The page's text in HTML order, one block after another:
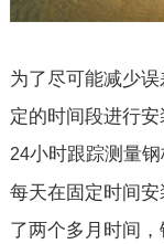
为了尽可能减少
定的时间段进行
24小时跟踪测量
每天在固定时间
了两个多月时间，